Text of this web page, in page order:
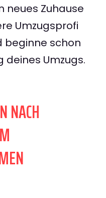
neues Zuhause
Umzugsprofi
beginne schon
deines Umzugs.
NACH